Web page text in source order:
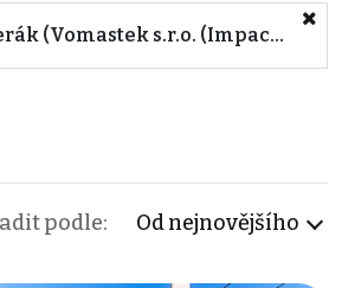
Jaroslav Semerák (Vomastek s.r.o. (ImpactHUB))
podle: Od nejnovějšího